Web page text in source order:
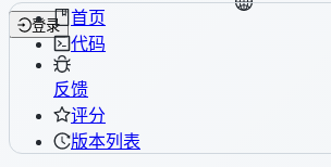
登录
首页
代码
反馈
评分
版本列表